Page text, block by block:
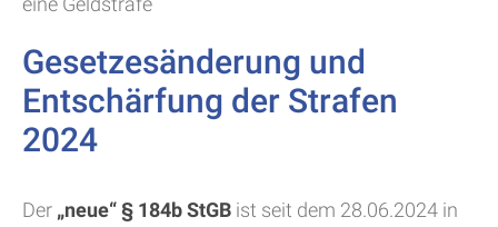
Gesetzesänderung und
Entschärfung der Strafen
2024
Der „neue“ § 184b StGB ist seit dem 28.06.2024 in